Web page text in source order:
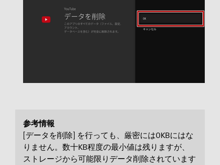
参考情報
[データを削除] を行っても、厳密には0KBにはな
りません。数十KB程度の最小値は残りますが、
ストレージから可能限りデータ削除されています